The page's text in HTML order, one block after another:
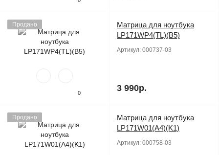
Продано
0
Матрица для ноутбука
LP171WP4(TL)(B5)
Артикул: 000737-03
3 990р.
Продано
Матрица для ноутбука
LP171W01(A4)(K1)
Артикул: 000758-03